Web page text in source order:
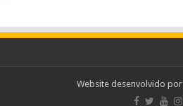
Website desenvolvido por